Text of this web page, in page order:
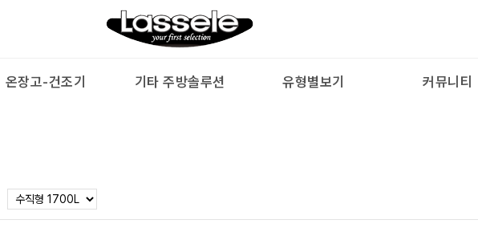
테이블 가로 900
테이블 가로 1200 김치냉장고/참치냉동고
온장고-건조기 기타 주방솔루션
H60
H600 수비드머신
유형별보기 커뮤니티